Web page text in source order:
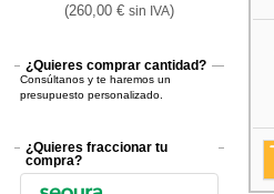
(260,00 €sin IVA)
¿Quieres comprar cantidad?
Consúltanos y te haremos un
presupuesto personalizado.
¿Quieres fraccionar tu
compra?